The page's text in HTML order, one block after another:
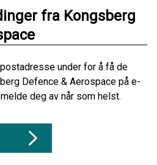
fra Kongsberg
under for å få de
Defence & Aerospace på e-
deg av når som helst.